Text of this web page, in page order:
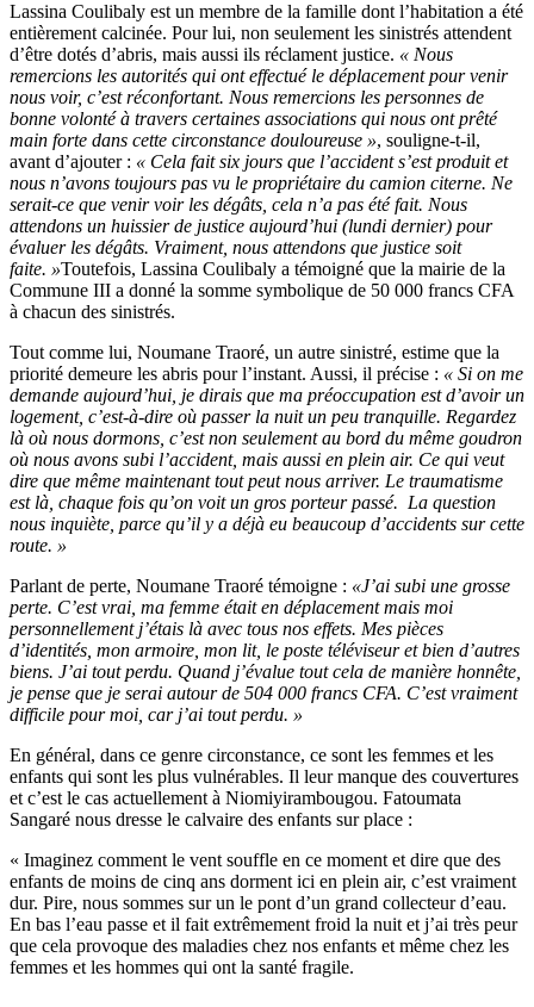
Lassina Coulibaly est un membre de la famille dont l’habitation a été
entièrement calcinée. Pour lui, non seulement les sinistrés attendent
d’être dotés d’abris, mais aussi ils réclament justice. « Nous
remercions les autorités qui ont effectué le déplacement pour venir
nous voir, c’est réconfortant. Nous remercions les personnes de
bonne volonté à travers certaines associations qui nous ont prêté
main forte dans cette circonstance douloureuse », souligne-t-il,
avant d’ajouter : « Cela fait six jours que l’accident s’est produit et
nous n’avons toujours pas vu le propriétaire du camion citerne. Ne
serait-ce que venir voir les dégâts, cela n’a pas été fait. Nous
attendons un huissier de justice aujourd’hui (lundi dernier) pour
évaluer les dégâts. Vraiment, nous attendons que justice soit
faite. »Toutefois, Lassina Coulibaly a témoigné que la mairie de la
Commune III a donné la somme symbolique de 50 000 francs CFA
à chacun des sinistrés.
Tout comme lui, Noumane Traoré, un autre sinistré, estime que la
priorité demeure les abris pour l’instant. Aussi, il précise : « Si on me
demande aujourd’hui, je dirais que ma préoccupation est d’avoir un
logement, c’est-à-dire où passer la nuit un peu tranquille. Regardez
là où nous dormons, c’est non seulement au bord du même goudron
où nous avons subi l’accident, mais aussi en plein air. Ce qui veut
dire que même maintenant tout peut nous arriver. Le traumatisme
est là, chaque fois qu’on voit un gros porteur passé. La question
nous inquiète, parce qu’il y a déjà eu beaucoup d’accidents sur cette
route. »
Parlant de perte, Noumane Traoré témoigne : «J’ai subi une grosse
perte. C’est vrai, ma femme était en déplacement mais moi
personnellement j’étais là avec tous nos effets. Mes pièces
d’identités, mon armoire, mon lit, le poste téléviseur et bien d’autres
biens. J’ai tout perdu. Quand j’évalue tout cela de manière honnête,
je pense que je serai autour de 504 000 francs CFA. C’est vraiment
difficile pour moi, car j’ai tout perdu. »
En général, dans ce genre circonstance, ce sont les femmes et les
enfants qui sont les plus vulnérables. Il leur manque des couvertures
et c’est le cas actuellement à Niomiyirambougou. Fatoumata
Sangaré nous dresse le calvaire des enfants sur place :
« Imaginez comment le vent souffle en ce moment et dire que des
enfants de moins de cinq ans dorment ici en plein air, c’est vraiment
dur. Pire, nous sommes sur un le pont d’un grand collecteur d’eau.
En bas l’eau passe et il fait extrêmement froid la nuit et j’ai très peur
que cela provoque des maladies chez nos enfants et même chez les
femmes et les hommes qui ont la santé fragile.